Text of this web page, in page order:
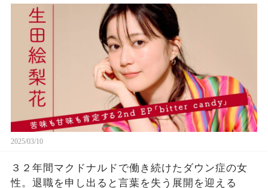
2025/03/10
３２年間マクドナルドで働き続けたダウン症の女
性。退職を申し出ると言葉を失う展開を迎える